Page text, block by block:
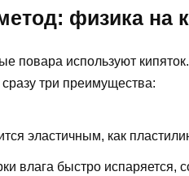
физика на
повара используют
сразу три преимущества:
эластичным, как
влага быстро испаряется,